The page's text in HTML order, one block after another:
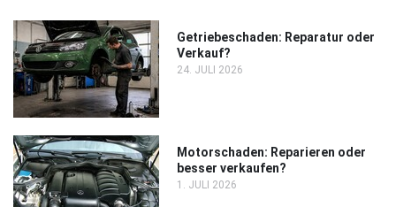
Getriebeschaden: Reparatur oder
Verkauf?
24. JULI 2026
Motorschaden: Reparieren oder
besser verkaufen?
1. JULI 2026